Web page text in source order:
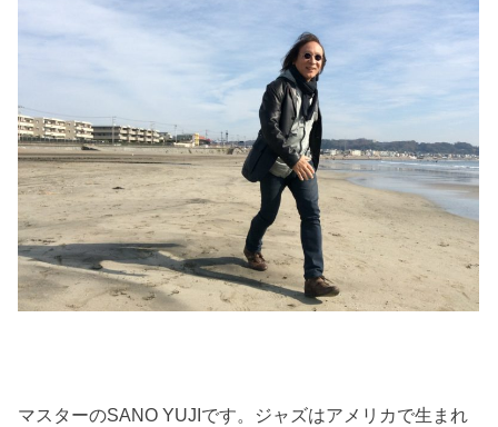
マスターのSANO YUJIです。ジャズはアメリカで生まれ